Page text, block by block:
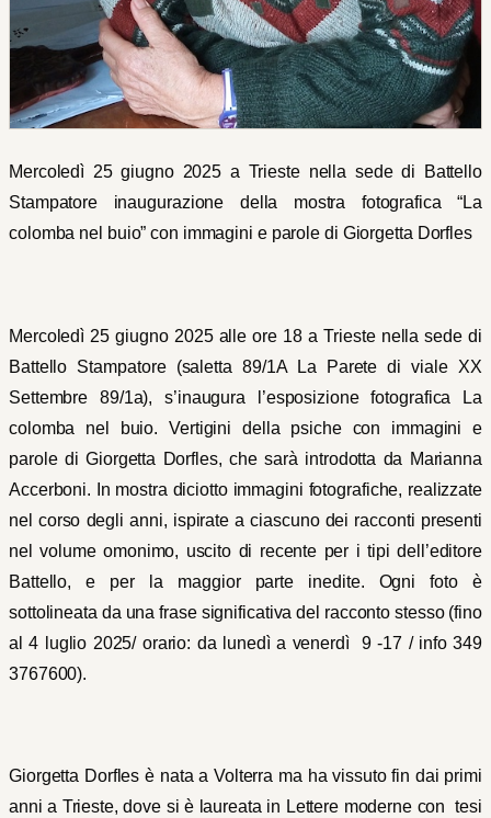
Mercoledì 25 giugno 2025 a Trieste nella sede di Battello
Stampatore inaugurazione della mostra fotografica “La
colomba nel buio” con immagini e parole di Giorgetta Dorfles
Mercoledì 25 giugno 2025 alle ore 18 a Trieste nella sede di
Battello Stampatore (saletta 89/1A La Parete di viale XX
Settembre 89/1a), s’inaugura l’esposizione fotografica La
colomba nel buio. Vertigini della psiche con immagini e
parole di Giorgetta Dorfles, che sarà introdotta da Marianna
Accerboni. In mostra diciotto immagini fotografiche, realizzate
nel corso degli anni, ispirate a ciascuno dei racconti presenti
nel volume omonimo, uscito di recente per i tipi dell’editore
Battello, e per la maggior parte inedite. Ogni foto è
sottolineata da una frase significativa del racconto stesso (fino
al 4 luglio 2025/ orario: da lunedì a venerdì 9 -17 / info 349
3767600).
Giorgetta Dorfles è nata a Volterra ma ha vissuto fin dai primi
anni a Trieste, dove si è laureata in Lettere moderne con tesi